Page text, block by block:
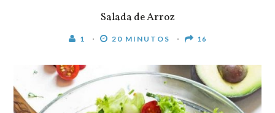
Salada de Arroz
1 20 MINUTOS 16